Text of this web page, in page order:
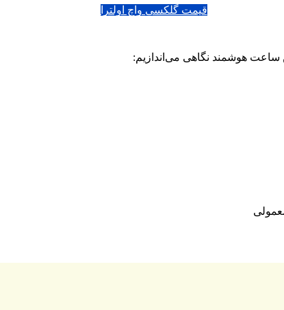
قیمت گلکسی واچ اولترا
ساعت هوشمند نگاهی می‌اندازیم: